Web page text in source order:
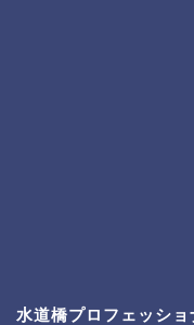
水道橋プロフェッシ